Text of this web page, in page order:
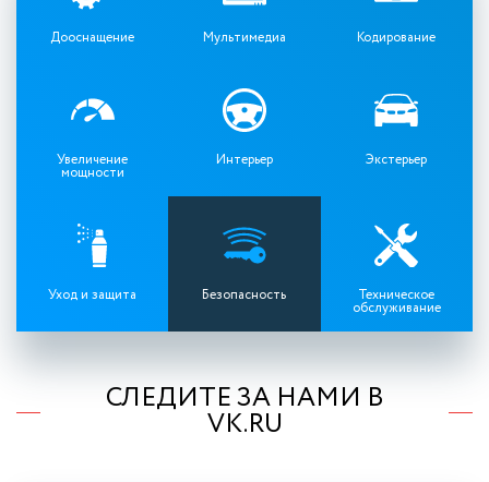
Дооснащение Мультимедиа Кодирование
Увеличение
мощности
Интерьер Экстерьер
Уход и защита Безопасность Техническое
обслуживание
СЛЕДИТЕ ЗА НАМИ В
VK.RU